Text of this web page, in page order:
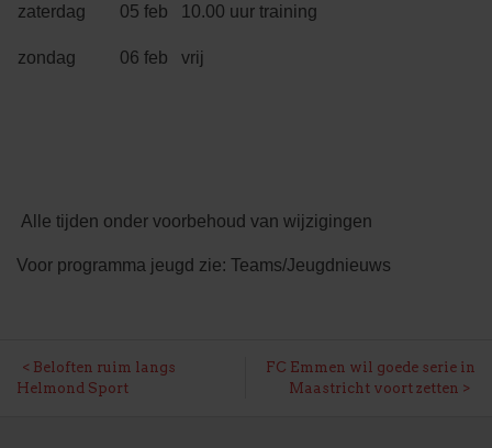
zaterdag 05 feb 10.00 uur training
zondag 06 feb vrij
Alle tijden onder voorbehoud van wijzigingen
Voor programma jeugd zie: Teams/Jeugdnieuws
BERICHT
Beloften ruim langs
Helmond Sport
FC Emmen wil goede serie in
Maastricht voort zetten